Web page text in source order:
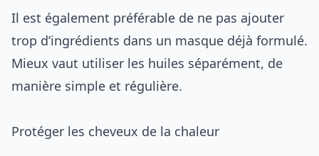
Il est également préférable de ne pas ajouter
trop d’ingrédients dans un masque déjà formulé.
Mieux vaut utiliser les huiles séparément, de
manière simple et régulière.
Protéger les cheveux de la chaleur